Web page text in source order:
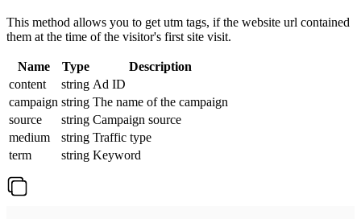
This method allows you to get utm tags, if the website url contained
them at the time of the visitor's first site visit.
Name Type
Description
content
string Ad ID
campaign string The name of the campaign
source
string Campaign source
medium
string Traffic type
term
string Keyword